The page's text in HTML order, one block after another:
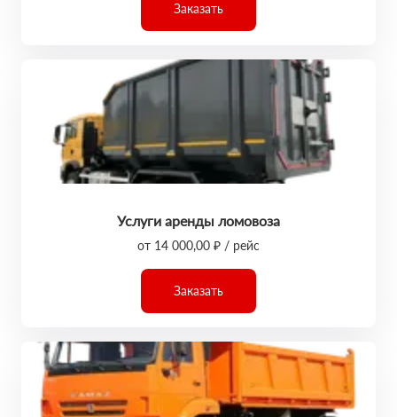
Заказать
Услуги аренды ломовоза
от 14 000,00 ₽ / рейс
Заказать